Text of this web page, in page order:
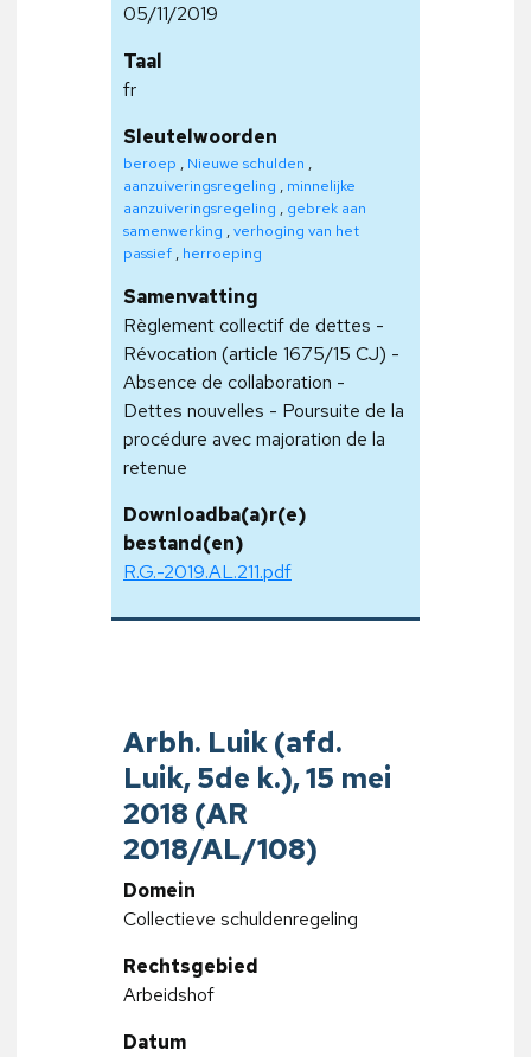
05/11/2019
Taal
fr
Sleutelwoorden
beroep , Nieuwe schulden ,
aanzuiveringsregeling , minnelijke
aanzuiveringsregeling , gebrek aan
samenwerking ,verhoging van het
passief , herroeping
Samenvatting
Règlement collectif de dettes -
Révocation (article 1675/15 CJ) -
Absence de collaboration -
Dettes nouvelles - Poursuite de la
procédure avec majoration de la
retenue
Downloadba(a)r(e)
bestand(en)
R.G.-2019.AL.211.pdf
Arbh. Luik (afd.
Luik, 5de k.), 15 mei
2018 (AR
2018/AL/108)
Domein
Collectieve schuldenregeling
Rechtsgebied
Arbeidshof
Datum